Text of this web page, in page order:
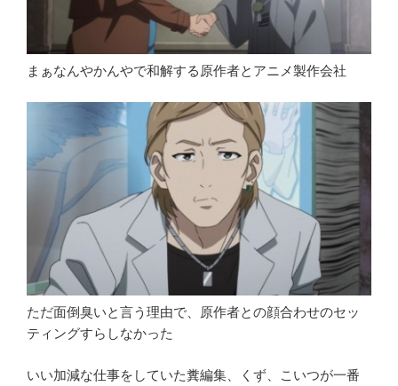
まぁなんやかんやで和解する原作者とアニメ製作会社
ただ面倒臭いと言う理由で、原作者との顔合わせのセッ
ティングすらしなかった
いい加減な仕事をしていた糞編集、くず、こいつが一番